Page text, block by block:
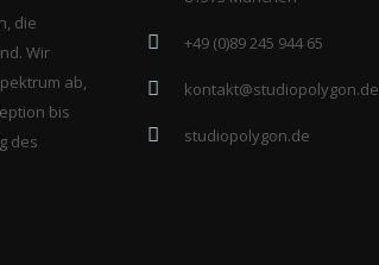
die
Wir
ab,
bis
des
+49 (0)89 245 944 65
kontakt@studiopolygon.de
studiopolygon.de